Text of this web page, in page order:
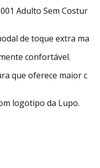
Adulto Sem Costur
de toque extra ma
confortável.
que oferece maior c
logotipo da Lupo.